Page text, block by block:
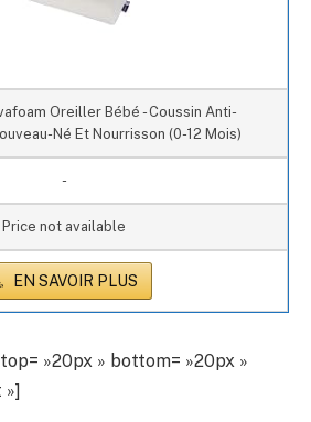
Oreiller Bébé - Coussin Anti-
Né Et Nourrisson (0-12 Mois)
-
Price not available
EN SAVOIR PLUS
»20px » bottom= »20px »
»]